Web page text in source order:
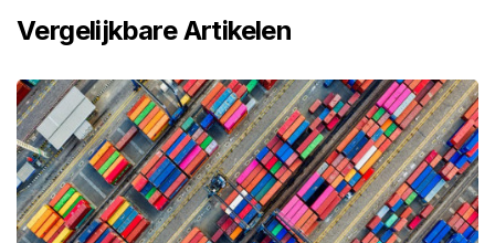
Vergelijkbare Artikelen